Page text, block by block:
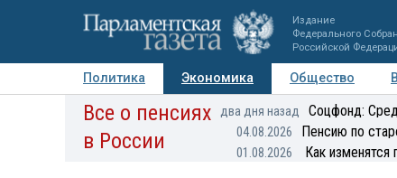
Издание
Федерального
Российской
Политика Экономика Общество
Авторы Персоны Мнения Регионы
Все о пенсиях
в России
два дня назад Соцфонд:
04.08.2026 Пенсию по
01.08.2026 Как изменятся